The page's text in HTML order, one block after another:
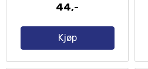
44,-
Kjøp